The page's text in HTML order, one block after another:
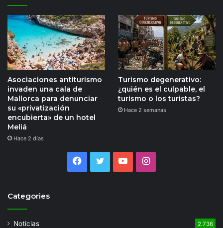
Asociaciones antiturismo
invaden una cala de
Mallorca para denunciar
su «privatización
encubierta» de un hotel
Meliá
Hace 2 días
Turismo degenerativo:
¿quién es el culpable, el
turismo o los turistas?
Hace 2 semanas
Facebook
TwitterYouTubeInstagram
Categories
Noticias 2.736